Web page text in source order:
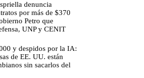
denuncia
por más de $370
Petro que
UNP y CENIT
y despidos por la IA:
de EE. UU. están
sin sacarlos del